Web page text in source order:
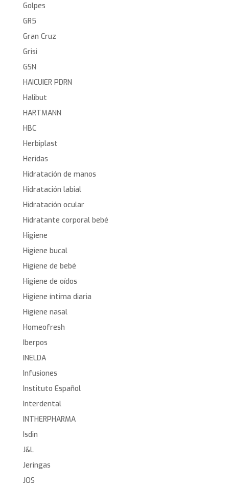
Golpes
GR5
Gran Cruz
Grisi
GSN
HAICUIER PDRN
Halibut
HARTMANN
HBC
Herbiplast
Heridas
Hidratación de manos
Hidratación labial
Hidratación ocular
Hidratante corporal bebé
Higiene
Higiene bucal
Higiene de bebé
Higiene de oídos
Higiene íntima diaria
Higiene nasal
Homeofresh
Iberpos
INELDA
Infusiones
Instituto Español
Interdental
INTHERPHARMA
Isdin
J&L
Jeringas
JOS